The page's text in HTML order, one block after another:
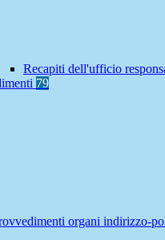
Recapiti dell'ufficio
79
organi indirizzo-